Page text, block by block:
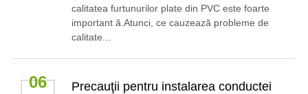
calitatea furtunurilor plate din PVC este foarte
important ă.Atunci, ce cauzează probleme de
calitate...
06
Precauţii pentru instalarea conductei